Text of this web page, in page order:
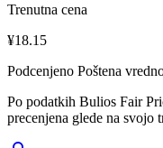
Trenutna cena
¥18.15
Podcenjeno Poštena
Po podatkih Bulios Fair
precenjena glede na svojo